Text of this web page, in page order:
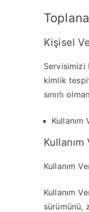
Kişisel
Servisimizi
kimlik
sınırlı
Kullanım
Kullanım
Kullanım
sürümünü,